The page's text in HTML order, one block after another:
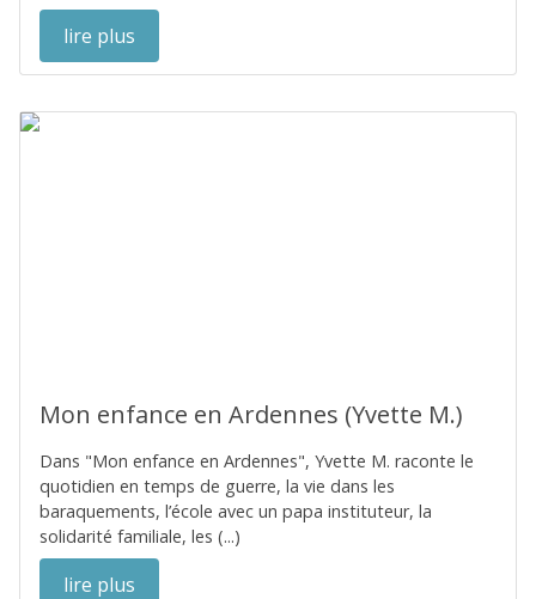
lire plus
Mon enfance en Ardennes (Yvette M.)
Dans "Mon enfance en Ardennes", Yvette M. raconte le
quotidien en temps de guerre, la vie dans les
baraquements, l’école avec un papa instituteur, la
solidarité familiale, les (...)
lire plus